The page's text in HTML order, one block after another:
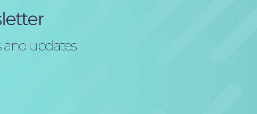
and updates